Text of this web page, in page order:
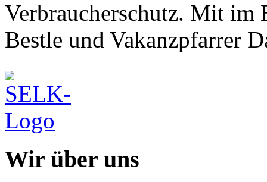
Verbraucherschutz. Mit im
Bestle und Vakanzpfarrer
Wir über uns